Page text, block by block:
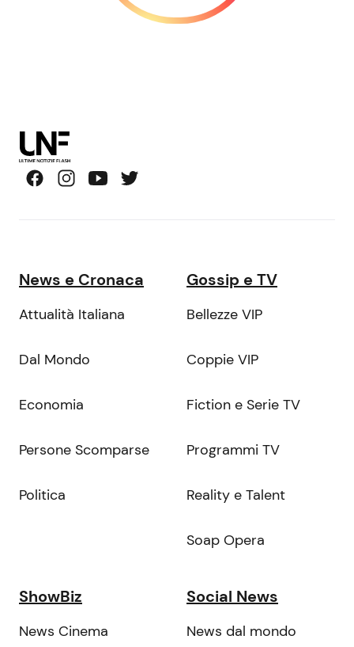
News e Cronaca
Attualità Italiana
Dal Mondo
Economia
Persone Scomparse
Politica
Gossip e TV
Bellezze VIP
Coppie VIP
Fiction e Serie TV
Programmi TV
Reality e Talent
Soap Opera
ShowBiz
News Cinema
Social News
News dal mondo